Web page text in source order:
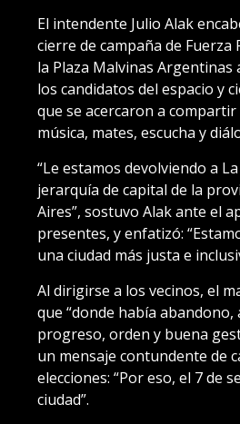
El intendente Julio Alak
cierre de campaña de Fuerza
la Plaza Malvinas
los candidatos del espacio y
que se acercaron a
música, mates, escucha y
“Le estamos devolviendo a
jerarquía de capital de la
Aires”, sostuvo Alak ante el
presentes, y enfatizó:
una ciudad más justa e
Al dirigirse a los vecinos, el
que “donde había abandono,
progreso, orden y buena
un mensaje contundente de
elecciones: “Por eso, el 7 de
ciudad”.